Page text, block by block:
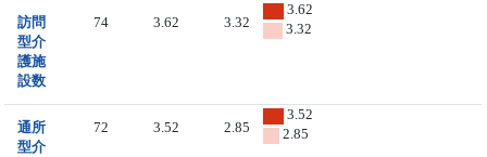
訪問
型介
護施
設数
74 3.62 3.32
3.62
3.32
通所
型介
72 3.52 2.85
3.52
2.85